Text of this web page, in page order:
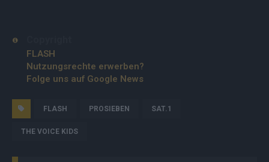
FLASH
Nutzungsrechte erwerben?
Folge uns auf Google News
FLASH PROSIEBEN SAT.1
THE VOICE KIDS